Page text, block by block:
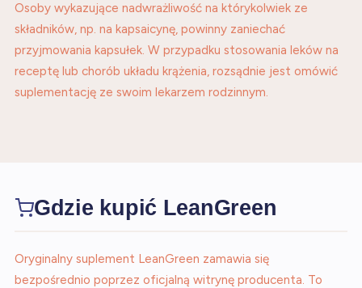
Osoby wykazujące nadwrażliwość na którykolwiek ze
składników, np. na kapsaicynę, powinny zaniechać
przyjmowania kapsułek. W przypadku stosowania leków na
receptę lub chorób układu krążenia, rozsądnie jest omówić
suplementację ze swoim lekarzem rodzinnym.
Gdzie kupić LeanGreen
Oryginalny suplement LeanGreen zamawia się
bezpośrednio poprzez oficjalną witrynę producenta. To